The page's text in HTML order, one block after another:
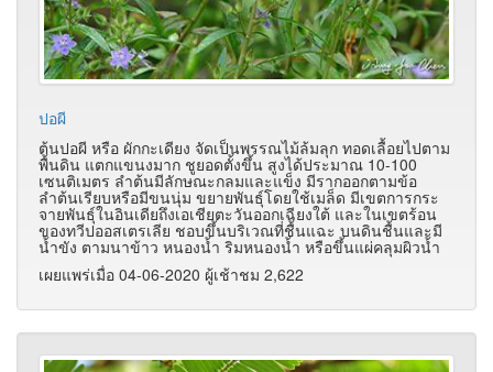
ปอผี
ต้นปอผี หรือ ผักกะเดียง จัดเป็นพรรณไม้ล้มลุก ทอดเลื้อยไปตาม
พื้นดิน แตกแขนงมาก ชูยอดตั้งขึ้น สูงได้ประมาณ 10-100
เซนติเมตร ลำต้นมีลักษณะกลมและแข็ง มีรากออกตามข้อ
ลำต้นเรียบหรือมีขนนุ่ม ขยายพันธุ์โดยใช้เมล็ด มีเขตการกระ
จายพันธุ์ในอินเดียถึงเอเชียตะวันออกเฉียงใต้ และในเขตร้อน
ของทวีปออสเตรเลีย ชอบขึ้นบริเวณที่ชื้นแฉะ บนดินชื้นและมี
น้ำขัง ตามนาข้าว หนองน้ำ ริมหนองน้ำ หรือขึ้นแผ่คลุมผิวน้ำ
เผยแพร่เมื่อ 04-06-2020 ผู้เช้าชม 2,622